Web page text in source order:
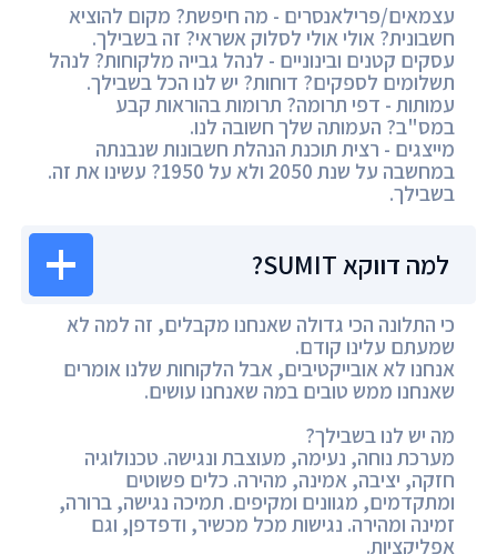
עצמאים/פרילאנסרים - מה חיפשת? מקום להוציא
חשבונית? אולי אולי לסלוק אשראי? זה בשבילך.
עסקים קטנים ובינוניים - לנהל גבייה מלקוחות? לנהל
תשלומים לספקים? דוחות? יש לנו הכל בשבילך.
עמותות - דפי תרומה? תרומות בהוראות קבע
במס"ב? העמותה שלך חשובה לנו.
מייצגים - רצית תוכנת הנהלת חשבונות שנבנתה
במחשבה על שנת 2050 ולא על 1950? עשינו את זה.
בשבילך.
למה דווקא SUMIT?
כי התלונה הכי גדולה שאנחנו מקבלים, זה למה לא
שמעתם עלינו קודם.
אנחנו לא אובייקטיבים, אבל הלקוחות שלנו אומרים
שאנחנו ממש טובים במה שאנחנו עושים.
מה יש לנו בשבילך?
מערכת נוחה, נעימה, מעוצבת ונגישה. טכנולוגיה
חזקה, יציבה, אמינה, מהירה. כלים פשוטים
ומתקדמים, מגוונים ומקיפים. תמיכה נגישה, ברורה,
זמינה ומהירה. נגישות מכל מכשיר, ודפדפן, וגם
אפליקציות.